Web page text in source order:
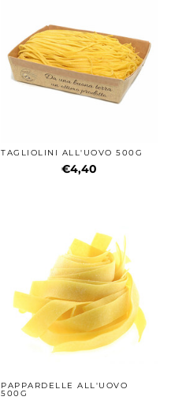
TAGLIOLINI ALL'UOVO 500G
€4,40
PAPPARDELLE ALL'UOVO
500G